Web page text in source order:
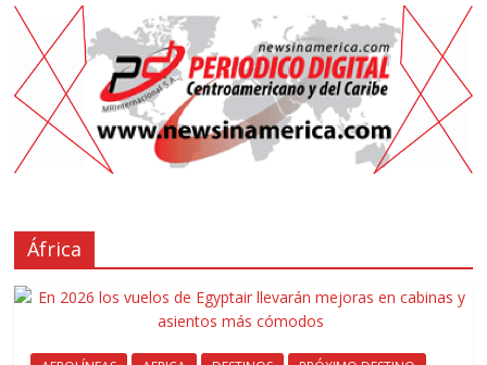
África